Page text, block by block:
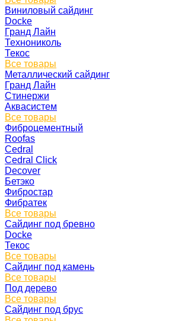
Виниловый сайдинг
Docke
Гранд Лайн
Технониколь
Текос
Все товары
Металлический сайдинг
Гранд Лайн
Стинержи
Аквасистем
Все товары
Фиброцементный
Roofas
Cedral
Cedral Click
Decover
Бетэко
Фибростар
Фибратек
Все товары
Сайдинг под бревно
Docke
Текос
Все товары
Сайдинг под камень
Все товары
Под дерево
Все товары
Сайдинг под брус